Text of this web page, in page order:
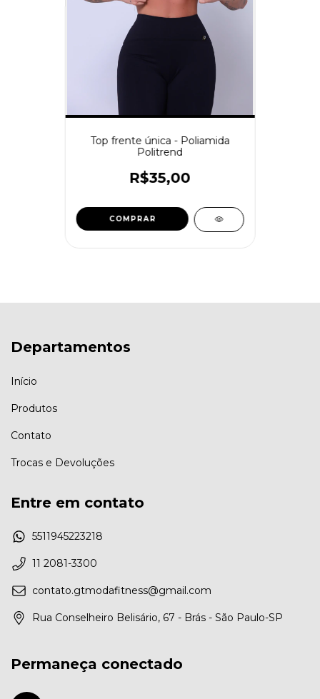
Top frente única - Poliamida
Politrend
R$35,00
COMPRAR
Departamentos
Início
Produtos
Contato
Trocas e Devoluções
Entre em contato
5511945223218
11 2081-3300
contato.gtmodafitness@gmail.com
Rua Conselheiro Belisário, 67 - Brás - São Paulo-SP
Permaneça conectado